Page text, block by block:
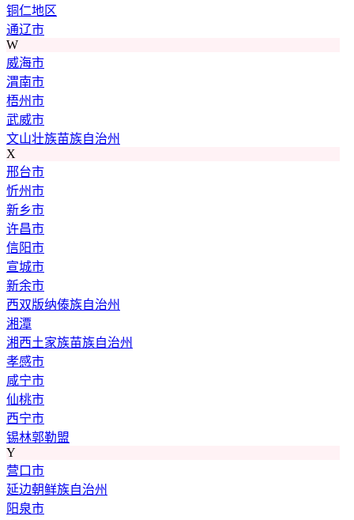
铜仁地区
通辽市
W
威海市
渭南市
梧州市
武威市
文山壮族苗族自治州
X
邢台市
忻州市
新乡市
许昌市
信阳市
宣城市
新余市
西双版纳傣族自治州
湘潭
湘西土家族苗族自治州
孝感市
咸宁市
仙桃市
西宁市
锡林郭勒盟
Y
营口市
延边朝鲜族自治州
阳泉市